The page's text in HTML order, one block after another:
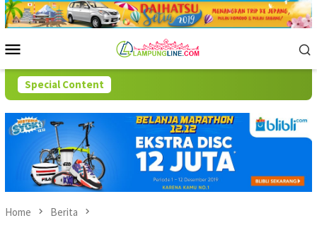
Skip
to
Menu
Special Content
Home Berita